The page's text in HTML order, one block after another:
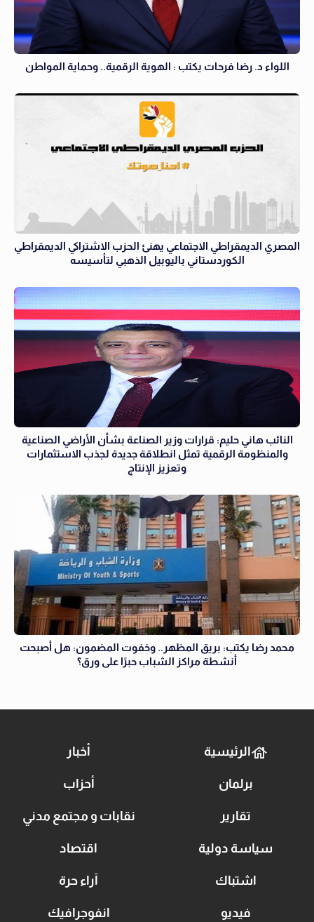
اللواء د. رضا فرحات يكتب : الهوية الرقمية.. وحماية المواطن
المصري الديمقراطي الاجتماعي يهنئ الحزب الاشتراكي الديمقراطي
الكوردستاني باليوبيل الذهبي لتأسيسه
النائب هاني حليم: قرارات وزير الصناعة بشأن الأراضي الصناعية
والمنظومة الرقمية تمثل انطلاقة جديدة لجذب الاستثمارات
وتعزيز الإنتاج
محمد رضا يكتب: بريق المظهر.. وخفوت المضمون: هل أصبحت
أنشطة مراكز الشباب حبرًا على ورق؟
الرئيسية أخبار
برلمان أحزاب
تقارير نقابات و مجتمع مدني
سياسة دولية اقتصاد
اشتباك آراء حرة
فيديو انفوجرافيك